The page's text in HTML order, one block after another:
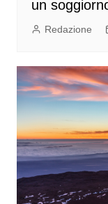
un
Redazione